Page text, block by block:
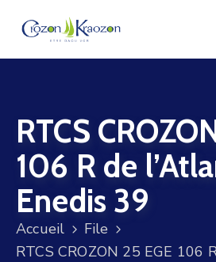
VIE
LOCALE
VIE
SOCIALE
TERRE
ET
RTCS
106 R de
Enedis 39
Accueil
File
RTCS CROZON 25 EGE 106